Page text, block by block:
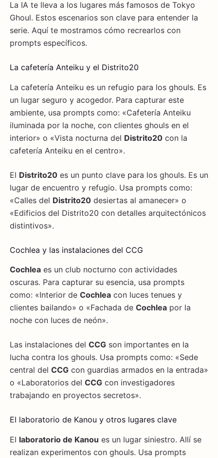
La IA te lleva a los lugares más famosos de Tokyo
Ghoul. Estos escenarios son clave para entender la
serie. Aquí te mostramos cómo recrearlos con
prompts específicos.
La cafetería Anteiku y el Distrito20
La cafetería Anteiku es un refugio para los ghouls. Es
un lugar seguro y acogedor. Para capturar este
ambiente, usa prompts como: «Cafetería Anteiku
iluminada por la noche, con clientes ghouls en el
interior» o «Vista nocturna del Distrito20 con la
cafetería Anteiku en el centro».
El Distrito20 es un punto clave para los ghouls. Es un
lugar de encuentro y refugio. Usa prompts como:
«Calles del Distrito20 desiertas al amanecer» o
«Edificios del Distrito20 con detalles arquitectónicos
distintivos».
Cochlea y las instalaciones del CCG
Cochlea es un club nocturno con actividades
oscuras. Para capturar su esencia, usa prompts
como: «Interior de Cochlea con luces tenues y
clientes bailando» o «Fachada de Cochlea por la
noche con luces de neón».
Las instalaciones del CCG son importantes en la
lucha contra los ghouls. Usa prompts como: «Sede
central del CCG con guardias armados en la entrada»
o «Laboratorios del CCG con investigadores
trabajando en proyectos secretos».
El laboratorio de Kanou y otros lugares clave
El laboratorio de Kanou es un lugar siniestro. Allí se
realizan experimentos con ghouls. Usa prompts